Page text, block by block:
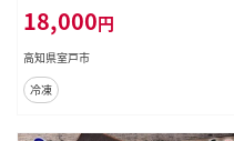
18,000円
高知県室戸市
冷凍